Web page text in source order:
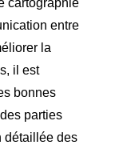
cartographie
entre
la
il est
bonnes
parties
détaillée des